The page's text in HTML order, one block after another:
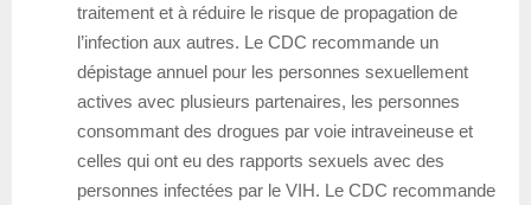
traitement et à réduire le risque de propagation de
l’infection aux autres. Le CDC recommande un
dépistage annuel pour les personnes sexuellement
actives avec plusieurs partenaires, les personnes
consommant des drogues par voie intraveineuse et
celles qui ont eu des rapports sexuels avec des
personnes infectées par le VIH. Le CDC recommande